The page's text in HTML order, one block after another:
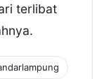
terlibat